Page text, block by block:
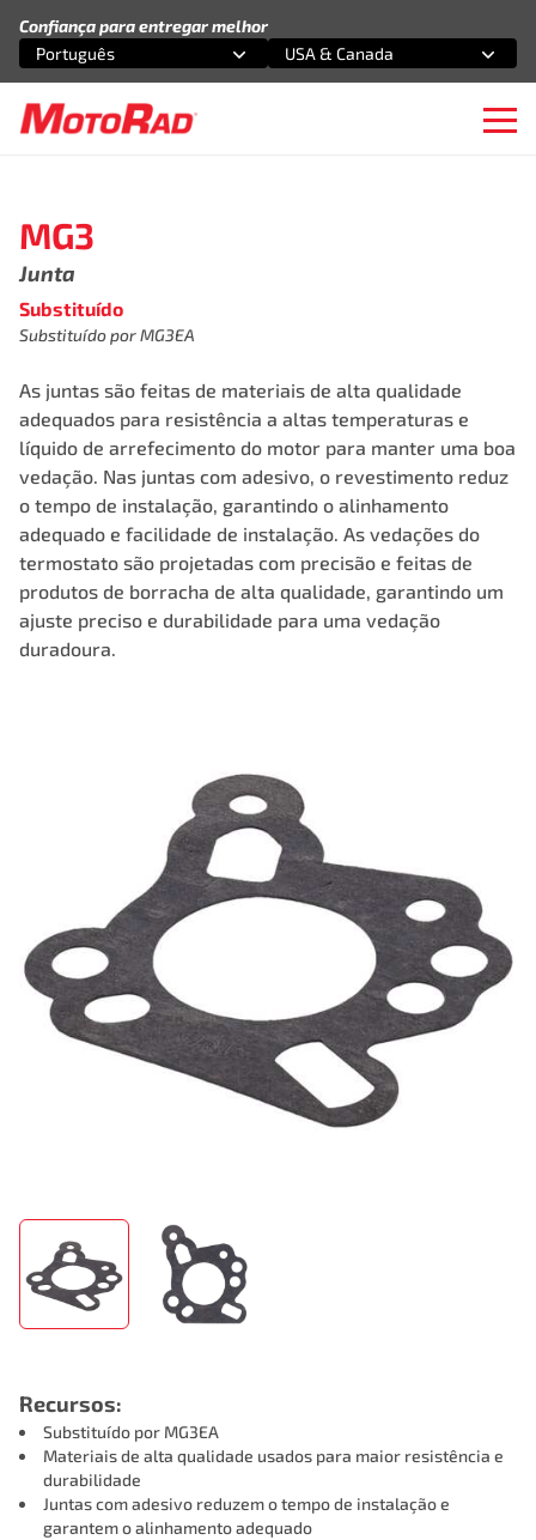
Confiança para entregar melhor
Selecione uma opção
Português
Selecione uma opção
USA & Canada
MG3
Junta
Substituído
Substituído por MG3EA
As juntas são feitas de materiais de alta qualidade
adequados para resistência a altas temperaturas e
líquido de arrefecimento do motor para manter uma boa
vedação. Nas juntas com adesivo, o revestimento reduz
o tempo de instalação, garantindo o alinhamento
adequado e facilidade de instalação. As vedações do
termostato são projetadas com precisão e feitas de
produtos de borracha de alta qualidade, garantindo um
ajuste preciso e durabilidade para uma vedação
duradoura.
Recursos:
Substituído por MG3EA
Materiais de alta qualidade usados para maior resistência e
durabilidade
Juntas com adesivo reduzem o tempo de instalação e
garantem o alinhamento adequado